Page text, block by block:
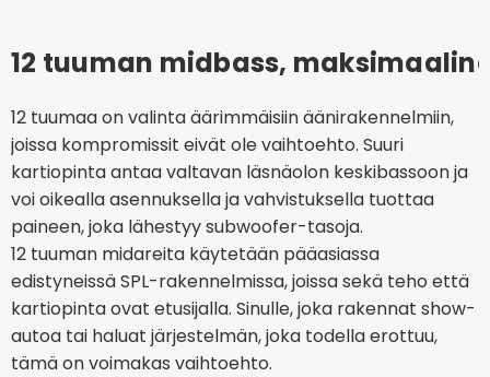
12 tuuman midbass,
12 tuumaa on valinta äärimmäisiin äänirakennelmiin,
joissa kompromissit eivät ole vaihtoehto. Suuri
kartiopinta antaa valtavan läsnäolon keskibassoon ja
voi oikealla asennuksella ja vahvistuksella tuottaa
paineen, joka lähestyy subwoofer-tasoja.
12 tuuman midareita käytetään pääasiassa
edistyneissä SPL-rakennelmissa, joissa sekä teho että
kartiopinta ovat etusijalla. Sinulle, joka rakennat show-
autoa tai haluat järjestelmän, joka todella erottuu,
tämä on voimakas vaihtoehto.